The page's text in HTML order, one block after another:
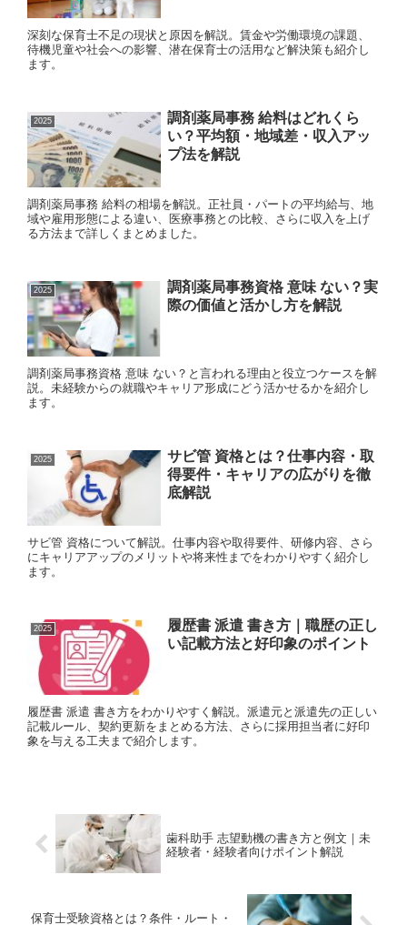
深刻な保育士不足の現状と原因を解説。賃金や労働環境の課題、
待機児童や社会への影響、潜在保育士の活用など解決策も紹介し
ます。
2025
調剤薬局事務 給料はどれくら
い？平均額・地域差・収入アッ
プ法を解説
調剤薬局事務 給料の相場を解説。正社員・パートの平均給与、地
域や雇用形態による違い、医療事務との比較、さらに収入を上げ
る方法まで詳しくまとめました。
2025
調剤薬局事務資格 意味 ない？実
際の価値と活かし方を解説
調剤薬局事務資格 意味 ない？と言われる理由と役立つケースを解
説。未経験からの就職やキャリア形成にどう活かせるかを紹介し
ます。
2025
サビ管 資格とは？仕事内容・取
得要件・キャリアの広がりを徹
底解説
サビ管 資格について解説。仕事内容や取得要件、研修内容、さら
にキャリアアップのメリットや将来性までをわかりやすく紹介し
ます。
2025
履歴書 派遣 書き方｜職歴の正し
い記載方法と好印象のポイント
履歴書 派遣 書き方をわかりやすく解説。派遣元と派遣先の正しい
記載ルール、契約更新をまとめる方法、さらに採用担当者に好印
象を与える工夫まで紹介します。
歯科助手 志望動機の書き方と例文｜未
経験者・経験者向けポイント解説
保育士受験資格とは？条件・ルート・